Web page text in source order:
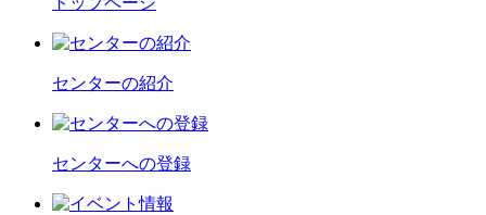
センターの紹介
センターへの登録